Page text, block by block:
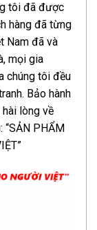
tôi đã được
hàng đã từng
Nam đã và
mọi gia
chúng tôi đều
Bảo hành
lòng về
PHẨM